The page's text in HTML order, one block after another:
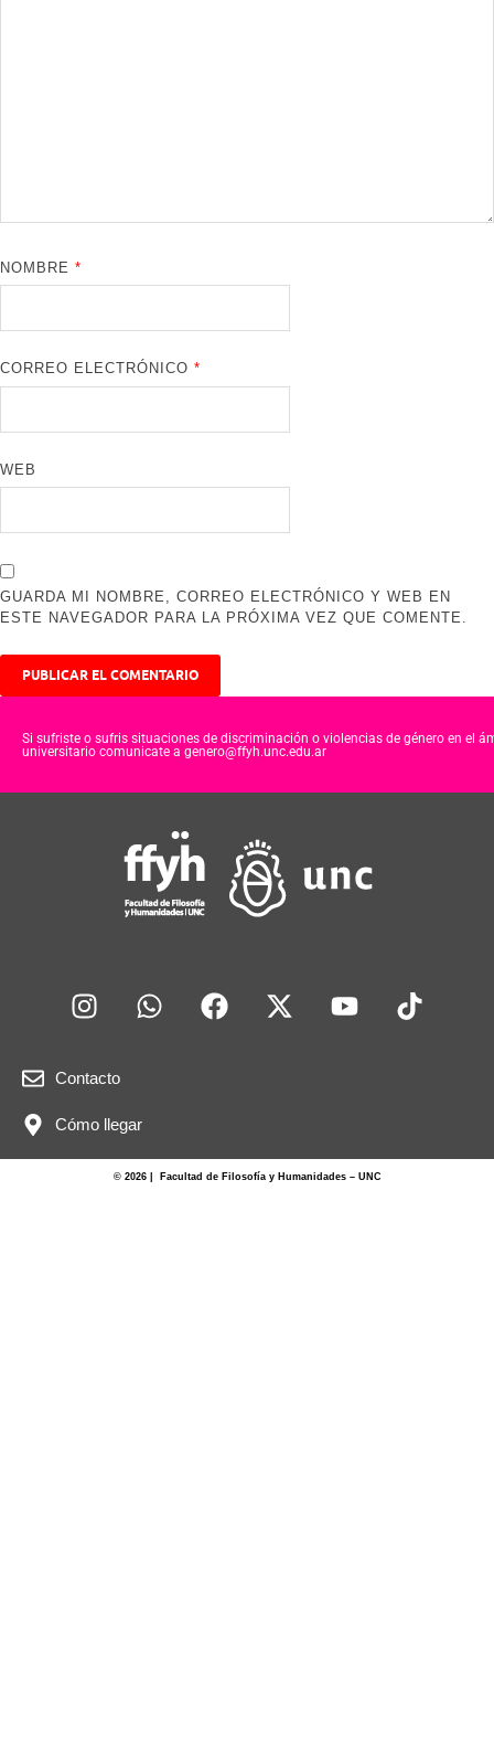
NOMBRE*
CORREO ELECTRÓNICO*
WEB
GUARDA MI NOMBRE, CORREO ELECTRÓNICO Y WEB EN
ESTE NAVEGADOR PARA LA PRÓXIMA VEZ QUE COMENTE.
Si sufriste o sufris situaciones de discriminación o violencias de género en el
universitario comunicate a genero@ffyh.unc.edu.ar
Contacto
Cómo llegar
© 2026 | Facultad de Filosofía y Humanidades – UNC